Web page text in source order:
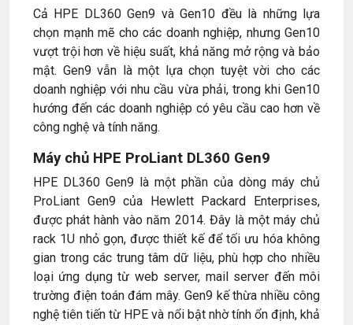
Cả HPE DL360 Gen9 và Gen10 đều là những lựa
chọn mạnh mẽ cho các doanh nghiệp, nhưng Gen10
vượt trội hơn về hiệu suất, khả năng mở rộng và bảo
mật. Gen9 vẫn là một lựa chọn tuyệt vời cho các
doanh nghiệp với nhu cầu vừa phải, trong khi Gen10
hướng đến các doanh nghiệp có yêu cầu cao hơn về
công nghệ và tính năng.
Máy chủ HPE ProLiant DL360 Gen9
HPE DL360 Gen9 là một phần của dòng máy chủ
ProLiant Gen9 của Hewlett Packard Enterprises,
được phát hành vào năm 2014. Đây là một máy chủ
rack 1U nhỏ gọn, được thiết kế để tối ưu hóa không
gian trong các trung tâm dữ liệu, phù hợp cho nhiều
loại ứng dụng từ web server, mail server đến môi
trường điện toán đám mây. Gen9 kế thừa nhiều công
nghệ tiên tiến từ HPE và nổi bật nhờ tính ổn định, khả